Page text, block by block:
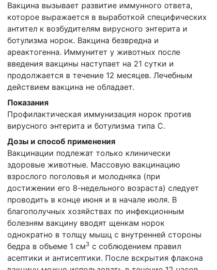
Вакцина вызывает развитие иммунного ответа,
которое выражается в выработкой специфических
антител к возбудителям вирусного энтерита и
ботулизма норок. Вакцина безвредна и
ареактогенна. Иммунитет у животных после
введения вакцины наступает на 21 сутки и
продолжается в течение 12 месяцев. Лечебным
действием вакцина не обладает.
Показания
Профилактическая иммунизация норок против
вирусного энтерита и ботулизма типа С.
Дозы и способ применения
Вакцинации подлежат только клинически
здоровые животные. Массовую вакцинацию
взрослого поголовья и молодняка (при
достижении его 8-недельного возраста) следует
проводить в конце июня и в начале июля. В
благополучных хозяйствах по инфекционным
болезням вакцину вводят щенкам норок
однократно в толщу мышц с внутренней стороны
бедра в объеме 1 см3 с соблюдением правил
асептики и антисептики. После вскрытия флакона